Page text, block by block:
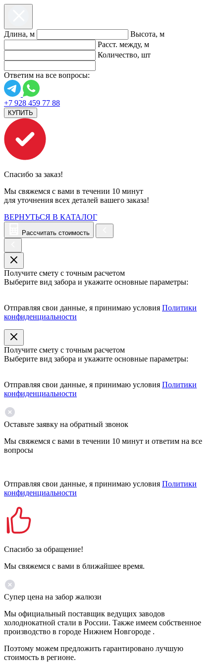
Длина, м
Высота, м
Расст. между, м
Количество, шт
Ответим на все вопросы:
+7 928 459 77 88
КУПИТЬ
Спасибо за заказ!
Мы свяжемся с вами в течении 10 минут
для уточнения всех деталей вашего заказа!
ВЕРНУТЬСЯ В КАТАЛОГ
Рассчитать стоимость
Получите смету с точным расчетом
Выберите вид забора и укажите основные параметры:
Отправляя свои данные, я принимаю условия Политики
конфиденциальности
Получите смету с точным расчетом
Выберите вид забора и укажите основные параметры:
Отправляя свои данные, я принимаю условия Политики
конфиденциальности
Оставьте заявку на обратный звонок
Мы свяжемся с вами в течении 10 минут и ответим на все
вопросы
Отправляя свои данные, я принимаю условия Политики
конфиденциальности
Спасибо за обращение!
Мы свяжемся с вами в ближайшее время.
Супер цена на забор жалюзи
Мы официальный поставщик ведущих заводов
холоднокатной стали в России. Также имеем собственное
производство в городе Нижнем Новгороде .
Поэтому можем предложить гарантировано лучшую
стоимость в регионе.